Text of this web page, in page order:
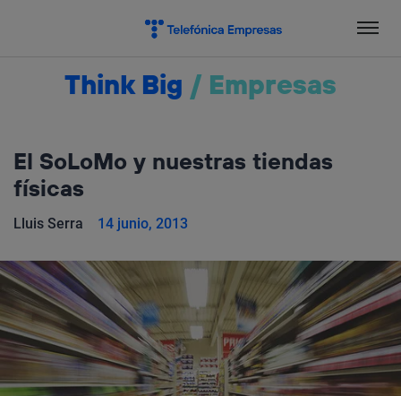
Think Big / Empresas
El SoLoMo y nuestras tiendas
físicas
Lluis Serra 14 junio, 2013